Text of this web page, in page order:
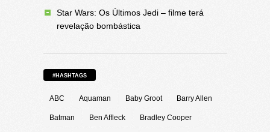
Star Wars: Os Últimos Jedi – filme terá
revelação bombástica
#HASHTAGS
ABC Aquaman Baby Groot Barry Allen
Batman Ben Affleck Bradley Cooper